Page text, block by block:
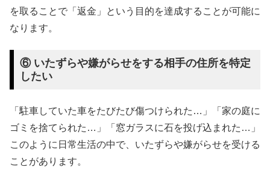
を取ることで「返金」という目的を達成することが可能に
なります。
⑥ いたずらや嫌がらせをする相手の住所を特定
したい
「駐車していた車をたびたび傷つけられた…」「家の庭に
ゴミを捨てられた…」「窓ガラスに石を投げ込まれた…」
このように日常生活の中で、いたずらや嫌がらせを受ける
ことがあります。